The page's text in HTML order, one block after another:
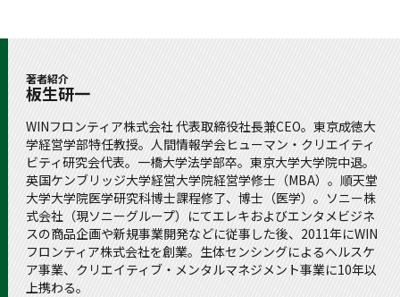
著者紹介
板生研一
WINフロンティア株式会社 代表取締役社長兼CEO。東京成徳大
学経営学部特任教授。人間情報学会ヒューマン・クリエイティ
ビティ研究会代表。一橋大学法学部卒。東京大学大学院中退。
英国ケンブリッジ大学経営大学院経営学修士（MBA）。順天堂
大学大学院医学研究科博士課程修了、博士（医学）。ソニー株
式会社（現ソニーグループ）にてエレキおよびエンタメビジネ
スの商品企画や新規事業開発などに従事した後、2011年にWIN
フロンティア株式会社を創業。生体センシングによるヘルスケ
ア事業、クリエイティブ・メンタルマネジメント事業に10年以
上携わる。